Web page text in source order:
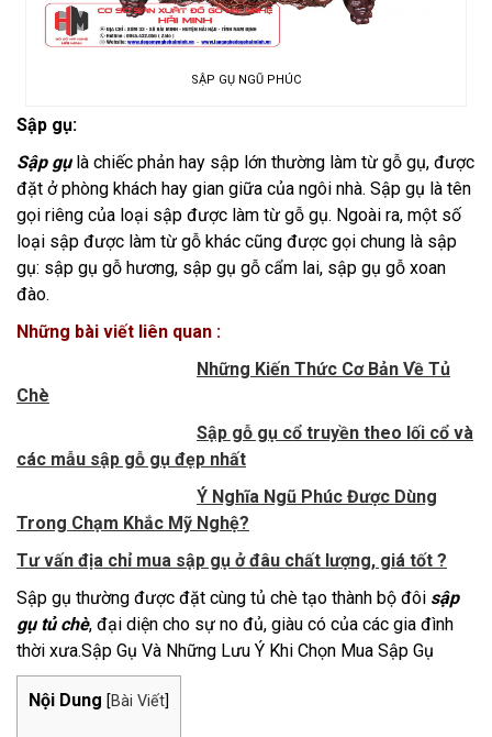
SẬP GỤ NGŨ PHÚC
Sập gụ:
Sập gụlà chiếc phản hay sập lớn thường làm từ gỗ gụ, được
đặt ở phòng khách hay gian giữa của ngôi nhà. Sập gụ là tên
gọi riêng của loại sập được làm từ gỗ gụ. Ngoài ra, một số
loại sập được làm từ gỗ khác cũng được gọi chung là sập
gụ: sập gụ gỗ hương, sập gụ gỗ cẩm lai, sập gụ gỗ xoan
đào.
Những bài viết liên quan :
Những Kiến Thức Cơ Bản Về Tủ
Chè
Sập gỗ gụ cổ truyền theo lối cổ và
các mẫu sập gỗ gụ đẹp nhất
Ý Nghĩa Ngũ Phúc Được Dùng
Trong Chạm Khắc Mỹ Nghệ?
Tư vấn địa chỉ mua sập gụ ở đâu chất lượng, giá tốt ?
Sập gụ thường được đặt cùng tủ chè tạo thành bộ đôi sập
gụ tủ chè, đại diện cho sự no đủ, giàu có của các gia đình
thời xưa.Sập Gụ Và Những Lưu Ý Khi Chọn Mua Sập Gụ
Nội Dung [Bài Viết]